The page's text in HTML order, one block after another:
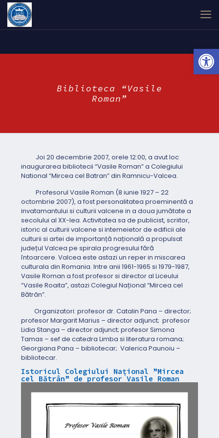
Biblioteca “Vasile
Roman”
Joi 20 decembrie 2007, orele 12:00, a avut loc
inaugurarea bibliotecii “Vasile Roman” a Colegiului
National “Mircea cel Batran” din Ramnicu-Valcea.
Profesorul Vasile Roman (8 iunie 1927 – 22
octombrie 2007), a fost personalitatea proeminentă a
invatamantului si culturii valcene in a doua jumătate a
secolului al XX-lea. Activitatea sa de publicist, scriitor,
istoric al culturii valcene si intemeietor de edificii ale
culturii si artei de importanță națională a propulsat
județul Valcea pe spirala progresului fără
întoarcere. Valcea este astazi un reper in miscarea
culturala din Romania. Intre anii 1961-1965 si 1979-1987,
Vasile Roman a fost profesor si director al Liceului
“Vasile Roaita”, astazi Colegiul Național “Mircea cel
Bătrân”.
Organizatori: profesor dr. Catalin Pana – director;
profesor Margarit Marius – director adjunct; profesor
Lidia Stanga – director adjunct; profesor Simona
Tamas – sef de catedra Limba si literatura romana;
Georgiana Pana – bibliotecar; Valerica Paunoiu –
bibliotecar.
Istoricul Colegiului Național ”Mircea
cel Bătrân” de profesor Vasile Roman